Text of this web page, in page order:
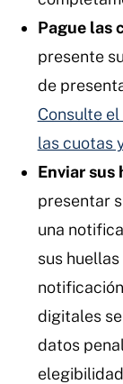
Pague las
presente
de
Consulte
las cuotas
Enviar sus
presentar
una
sus
digitales
datos